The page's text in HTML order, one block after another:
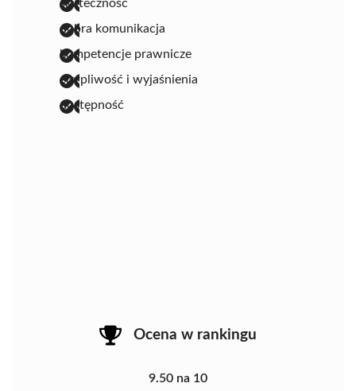
skuteczność
dobra komunikacja
kompetencje prawnicze
cierpliwość i wyjaśnienia
dostępność
Ocena w rankingu
9.50 na 10